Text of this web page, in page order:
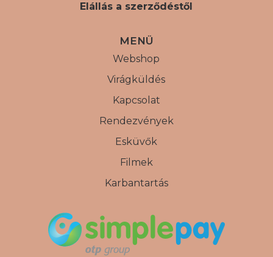
Elállás a szerződéstől
MENÜ
Webshop
Virágküldés
Kapcsolat
Rendezvények
Esküvők
Filmek
Karbantartás